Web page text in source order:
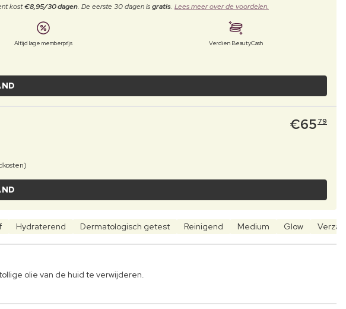
kost€8,95/30 dagen. De eerste 30 dagen isgratis. Lees meer over de voordelen.
Altijd lage memberprijs Verdien BeautyCash
€65 79
Hydraterend Dermatologisch getest Reinigend Medium Glow
olie van de huid te verwijderen.